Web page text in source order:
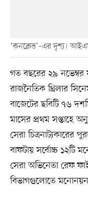
‘কনক্লেভ’–এর দৃশ্য।
গত বছরের ২৯ নভেম্বর
রাজনৈতিক থ্রিলার
বাজেটের ছবিটি ৭৬
মাসের প্রথম সপ্তাহে
সেরা চিত্রনাট্যকারের
বাফটায় সর্বোচ্চ ১২টি
সেরা অভিনেতা রেফ
বিভাগগুলোতে মনোনয়ন